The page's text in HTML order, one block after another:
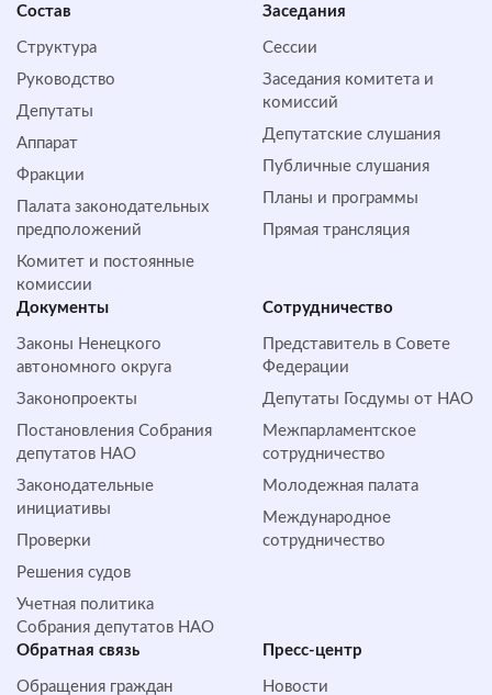
Состав
Структура
Руководство
Депутаты
Аппарат
Фракции
Палата законодательных
предположений
Комитет и постоянные
комиссии
Заседания
Сессии
Заседания комитета и
комиссий
Депутатские слушания
Публичные слушания
Планы и программы
Прямая трансляция
Документы
Законы Ненецкого
автономного округа
Законопроекты
Постановления Собрания
депутатов НАО
Законодательные
инициативы
Проверки
Решения судов
Учетная политика
Собрания депутатов НАО
Сотрудничество
Представитель в Совете
Федерации
Депутаты Госдумы от НАО
Межпарламентское
сотрудничество
Молодежная палата
Международное
сотрудничество
Обратная cвязь
Обращения граждан
Пресс-центр
Новости